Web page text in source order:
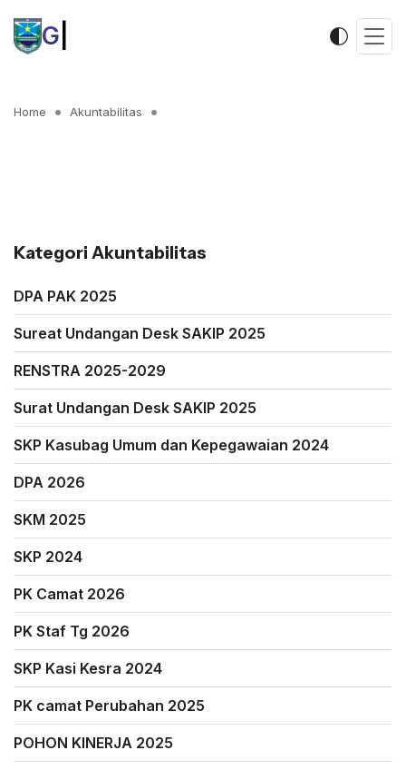
K|
Home Akuntabilitas
Kategori Akuntabilitas
DPA PAK 2025
Sureat Undangan Desk SAKIP 2025
RENSTRA 2025-2029
Surat Undangan Desk SAKIP 2025
SKP Kasubag Umum dan Kepegawaian 2024
DPA 2026
SKM 2025
SKP 2024
PK Camat 2026
PK Staf Tg 2026
SKP Kasi Kesra 2024
PK camat Perubahan 2025
POHON KINERJA 2025